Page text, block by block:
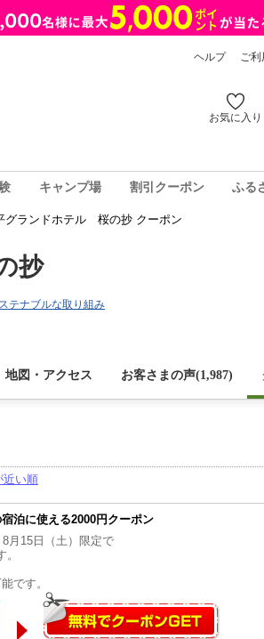
ヘルプ ご
お気に入り
キャンプ場 割引クーポン ふる
ランドホテル 桜の抄 クーポン
抄
テナブルな取り組み
地図・アクセス お客さまの声(1,987)
近い順
泊に使える2000円クーポン
月15日（土）限定で
です。